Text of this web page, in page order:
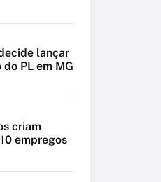
lançar
PL em MG
criam
empregos